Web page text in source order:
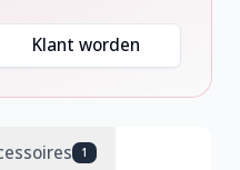
Klant worden
1